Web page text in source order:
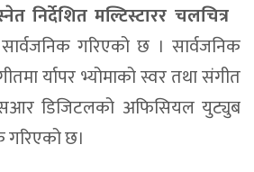
निर्देशित मल्टिस्टारर चलचित्र
सार्वजनिक गरिएको छ । सार्वजनिक
र्यापर भ्योमाको स्वर तथा संगीत
डिजिटलको अफिसियल युट्युब
गरिएको छ।